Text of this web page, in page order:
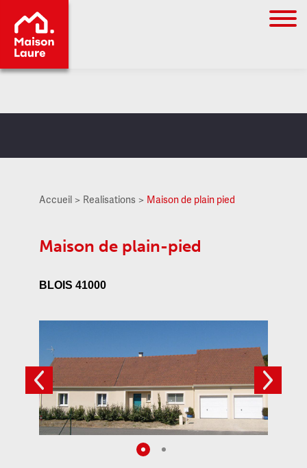
Accueil Realisations Maison de plain pied
Maison de plain-pied
BLOIS 41000